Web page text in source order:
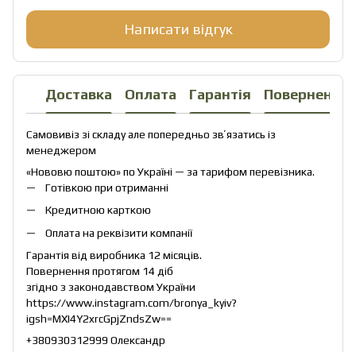
Написати відгук
Доставка Оплата Гарантія Повернення
Самовивіз зі складу але попередньо звʼязатись із
менеджером
«Нововю поштою» по Україні — за тарифом перевізника.
Готівкою при отриманні
Кредитною карткою
Оплата на реквізити компанії
Гарантія від виробника 12 місяців.
Повернення протягом 14 діб
згідно з законодавством України
https://www.instagram.com/bronya_kyiv?
igsh=MXI4Y2xrcGpjZndsZw==
+380930312999 Олександр